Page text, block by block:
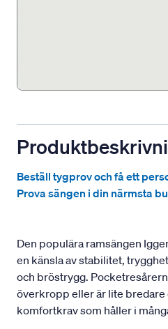
Beställ tygprov och få ett
Prova sängen i din närmsta
Den populära ramsängen
en känsla av stabilitet,
och bröstrygg.
överkropp eller är lite bredare
komfortkrav som håller i